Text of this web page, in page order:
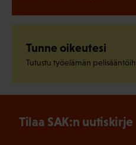
Tunne oikeutesi
Tutustu työelämän
Tilaa SAK:n uutiskirje